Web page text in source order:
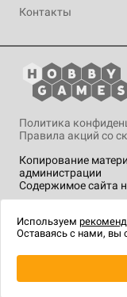
Контакты
Копирование
администрации
Содержимое сайта
Политика
Правила акций со
технологии .
Используем
Оставаясь с нами, вы